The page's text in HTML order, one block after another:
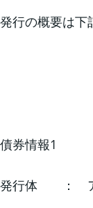
発行の概要は下
債券情報1
発行体 ： ア